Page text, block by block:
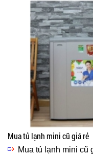
Mua tủ lạnh mini cũ giá rẻ
Mua tủ lạnh mini cũ